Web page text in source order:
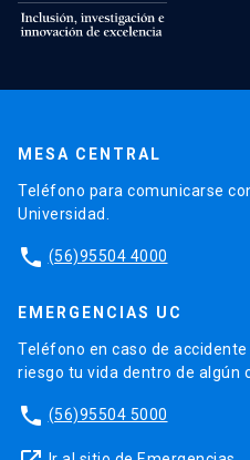
MESA CENTRAL
Teléfono para comunicarse
Universidad.
phone (56)95504 4000
EMERGENCIAS UC
Teléfono en caso de
riesgo tu vida dentro de algún
phone (56)95504 5000